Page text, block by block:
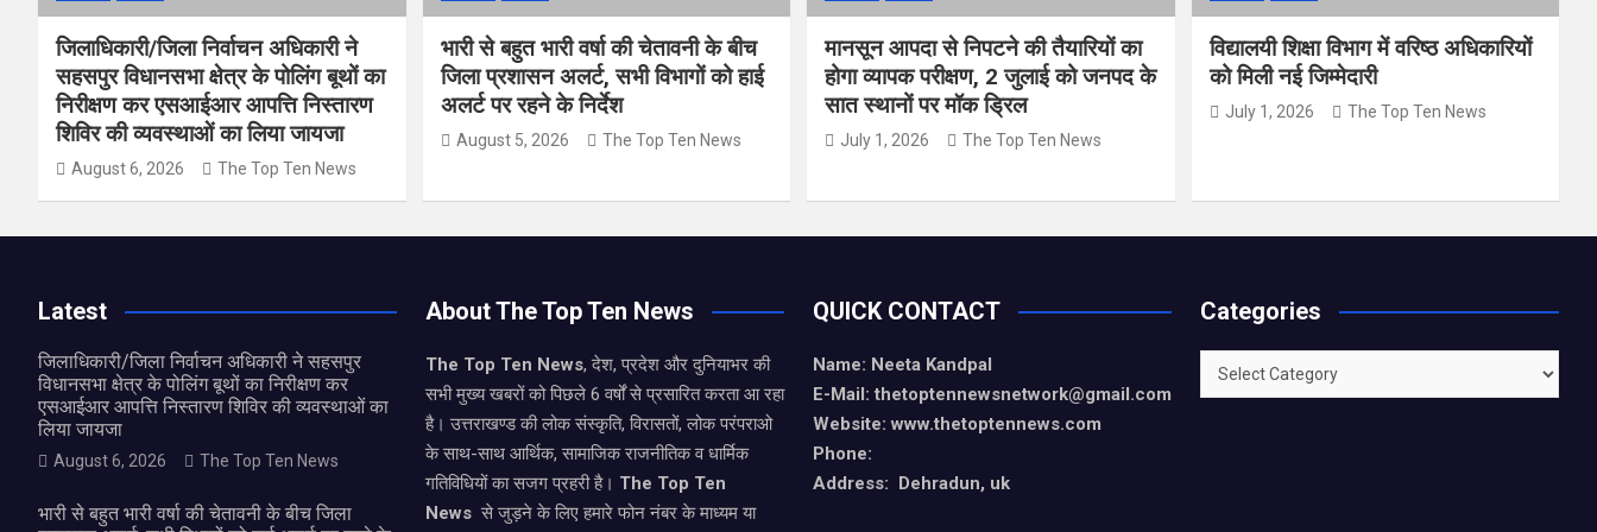
जिलाधिकारी/जिला निर्वाचन अधिकारी ने
सहसपुर विधानसभा क्षेत्र के पोलिंग बूथों का
निरीक्षण कर एसआईआर आपत्ति निस्तारण
शिविर की व्यवस्थाओं का लिया जायजा
August 6, 2026 The Top Ten News
भारी से बहुत भारी वर्षा की चेतावनी के बीच
जिला प्रशासन अलर्ट, सभी विभागों को हाई
अलर्ट पर रहने के निर्देश
August 5, 2026 The Top Ten News
मानसून आपदा से निपटने की तैयारियों का
होगा व्यापक परीक्षण, 2 जुलाई को जनपद के
सात स्थानों पर मॉक ड्रिल
July 1, 2026 The Top Ten News
विद्यालयी शिक्षा विभाग में वरिष्ठ अधिकारियों
को मिली नई जिम्मेदारी
July 1, 2026 The Top Ten News
Latest
जिलाधिकारी/जिला निर्वाचन अधिकारी ने सहसपुर
विधानसभा क्षेत्र के पोलिंग बूथों का निरीक्षण कर
एसआईआर आपत्ति निस्तारण शिविर की व्यवस्थाओं का
लिया जायजा
August 6, 2026 The Top Ten News
भारी से बहुत भारी वर्षा की चेतावनी के बीच जिला
About The Top Ten News
The Top Ten News, देश, प्रदेश और दुनियाभर की
सभी मुख्य खबरों को पिछले 6 वर्षों से प्रसारित करता आ रहा
है। उत्तराखण्ड की लोक संस्कृति, विरासतों, लोक परंपराओ
के साथ-साथ आर्थिक, सामाजिक राजनीतिक व धार्मिक
गतिविधियों का सजग प्रहरी है। The Top Ten
News से जुड़ने के लिए हमारे फोन नंबर के माध्यम या
QUICK CONTACT
Name: Neeta Kandpal
E-Mail: thetoptennewsnetwork@gmail.com
Website: www.thetoptennews.com
Phone:
Address: Dehradun, uk
Categories
Categories